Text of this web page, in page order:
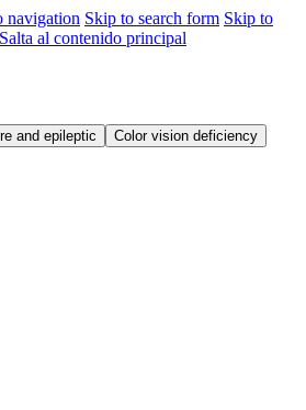
navigation Skip to search form Skip to
Salta al contenido principal
and epileptic
Color vision deficiency